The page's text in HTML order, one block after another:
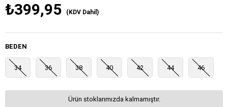
₺399,95 (KDV Dahil)
BEDEN
34 36 38 40 42 44 46
Ürün stoklarımızda kalmamıştır.